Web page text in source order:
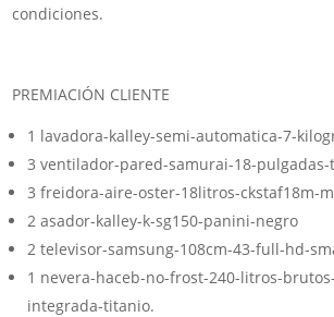
condiciones.
PREMIACIÓN CLIENTE
1 lavadora-kalley-semi-automatica-7-
3 ventilador-pared-samurai-18-
3 freidora-aire-oster-18litros-ckstaf18m-
2 asador-kalley-k-sg150-panini-negro
2 televisor-samsung-108cm-43-full-hd-
1 nevera-haceb-no-frost-240-litros-
integrada-titanio.